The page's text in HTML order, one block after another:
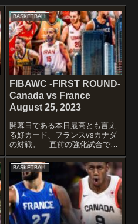
BASKETBALL
FIBAWC -FIRST ROUND-
Canada vs France
August 25, 2023
開幕日である本日最高とも言え
る好カード、フランスvsカナダ
の対戦。 直前の強化試合では
オーストラリアとバチバチの接
戦で惜しくも敗れはしたもの
の、強さを見せつけたフラン
ス。そして、NBAの若手有望株
を多く揃えているカナダ。Sold
ou...
BASKETBALL